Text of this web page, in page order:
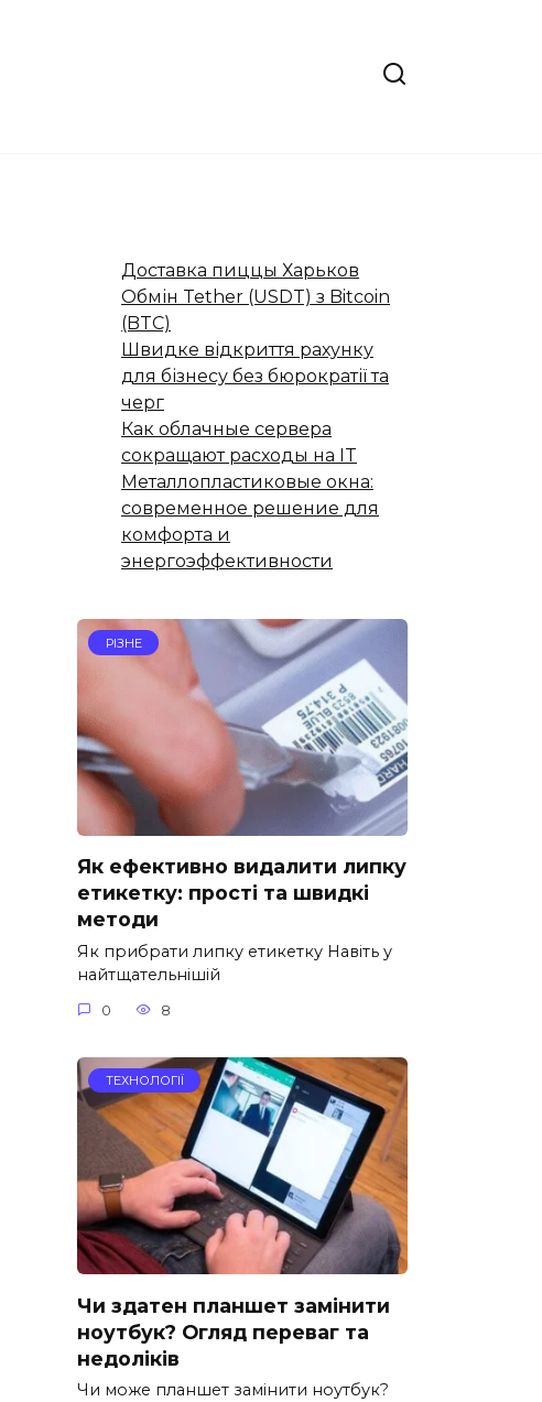
Доставка пиццы Харьков
Обмін Tether (USDT) з Bitcoin
(BTC)
Швидке відкриття рахунку
для бізнесу без бюрократії та
черг
Как облачные сервера
сокращают расходы на IT
Металлопластиковые окна:
современное решение для
комфорта и
энергоэффективности
РІЗНЕ
Як ефективно видалити липку
етикетку: прості та швидкі
методи
Як прибрати липку етикетку Навіть у
найтщательнішій
0 8
ТЕХНОЛОГІЇ
Чи здатен планшет замінити
ноутбук? Огляд переваг та
недоліків
Чи може планшет замінити ноутбук?